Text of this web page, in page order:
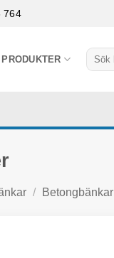
764
Sök
efter:
/ Betongbänkar